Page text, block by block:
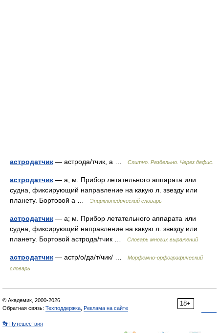
астродатчик — астрода/тчик, а … Слитно. Раздельно. Через дефис.
астродатчик — а; м. Прибор летательного аппарата или
судна, фиксирующий направление на какую л. звезду или
планету. Бортовой а …
Энциклопедический словарь
астродатчик — а; м. Прибор летательного аппарата или
судна, фиксирующий направление на какую л. звезду или
планету. Бортовой астрода/тчик …
Словарь многих выражений
астродатчик — астр/о/да/т/чик/ …
Морфемно-орфографический
словарь
18+
© Академик, 2000-2026
Обратная связь: Техподдержка Реклама на сайте
👣 Путешествия